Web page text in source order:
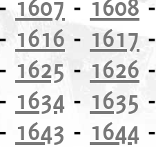
- 1607 - 1608
- 1616 - 1617
- 1625 - 1626
- 1634 - 1635
- 1643 - 1644